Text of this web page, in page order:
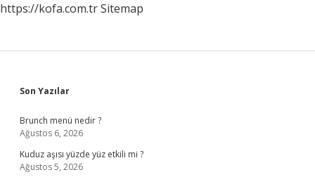
https://kofa.com.trSitemap
Sidebar
Son Yazılar
Brunch menü nedir ?
Ağustos 6, 2026
Kuduz aşısı yüzde yüz etkili mi ?
Ağustos 5, 2026